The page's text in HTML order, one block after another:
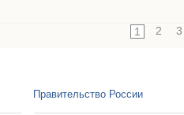
1 2 3
Правительство России